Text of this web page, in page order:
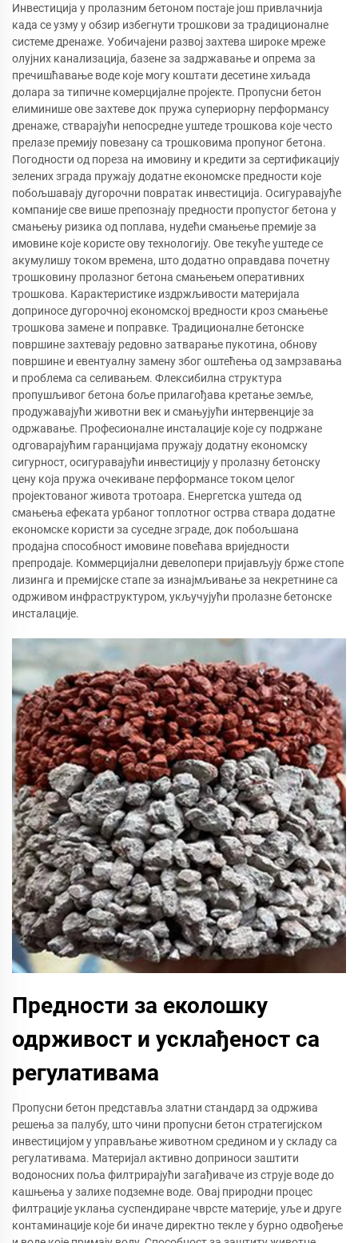
Инвестиција у пролазним бетоном постаје још привлачнија
када се узму у обзир избегнути трошкови за традиционалне
системе дренаже. Уобичајени развој захтева широке мреже
олујних канализација, базене за задржавање и опрема за
пречишћавање воде које могу коштати десетине хиљада
долара за типичне комерцијалне пројекте. Пропусни бетон
елиминише ове захтеве док пружа супериорну перформансу
дренаже, стварајући непосредне уштеде трошкова које често
прелазе премију повезану са трошковима пропуног бетона.
Погодности од пореза на имовину и кредити за сертификацију
зелених зграда пружају додатне економске предности које
побољшавају дугорочни повратак инвестиција. Осигуравајуће
компаније све више препознају предности пропустог бетона у
смањењу ризика од поплава, нудећи смањење премије за
имовине које користе ову технологију. Ове текуће уштеде се
акумулишу током времена, што додатно оправдава почетну
трошковину пролазног бетона смањењем оперативних
трошкова. Карактеристике издржљивости материјала
доприносе дугорочној економској вредности кроз смањење
трошкова замене и поправке. Традиционалне бетонске
површине захтевају редовно затварање пукотина, обнову
површине и евентуалну замену због оштећења од замрзавања
и проблема са селивањем. Флексибилна структура
пропушљивог бетона боље прилагођава кретање земље,
продужавајући животни век и смањујући интервенције за
одржавање. Професионалне инсталације које су подржане
одговарајућим гаранцијама пружају додатну економску
сигурност, осигуравајући инвестицију у пролазну бетонску
цену која пружа очекиване перформансе током целог
пројектованог живота тротоара. Енергетска уштеда од
смањења ефеката урбаног топлотног острва ствара додатне
економске користи за суседне зграде, док побољшана
продајна способност имовине повећава вриједности
препродаје. Коммерцијални девелопери пријављују брже стопе
лизинга и премијске стапе за изнајмљивање за некретнине са
одрживом инфраструктуром, укључујући пролазне бетонске
инсталације.
Предности за еколошку
одрживост и усклађеност са
регулативама
Пропусни бетон представља златни стандард за одржива
решења за палубу, што чини пропусни бетон стратегијском
инвестицијом у управљање животном средином и у складу са
регулативама. Материјал активно доприноси заштити
водоносних поља филтрирајући загађиваче из струје воде до
кашњења у залихе подземне воде. Овај природни процес
филтрације уклања суспендиране чврсте материје, уље и друге
контаминације које би иначе директно текле у бурно одвођење